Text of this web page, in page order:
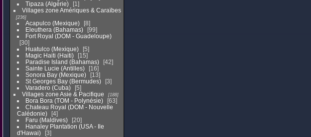
Tipaza (Algérie)
1
Villages zone Amériques & Caraïbes
236
Acapulco (Mexique)
8
Eleuthera (Bahamas)
99
Fort Royal (DOM - Guadeloupe)
30
Huatulco (Mexique)
5
Magic Haiti (Haiti)
15
Paradise Island (Bahamas)
42
Sainte Lucie (Antilles)
16
Sonora Bay (Mexique)
13
St Georges Bay (Bermudes)
3
Varadero (Cuba)
5
Villages zone Asie & Pacifique
188
Bora Bora (TOM - Polynésie)
63
Chateau Royal (DOM - Nouvelle
Calédonie)
4
Faru (Maldives)
20
Hanaley Plantation (USA - Ile
d'Hawai)
3